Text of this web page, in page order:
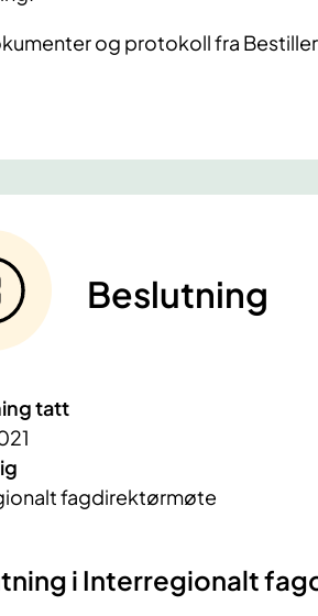
og protokoll fra
Beslutning
tatt
fagdirektørmøte
i Interregionalt